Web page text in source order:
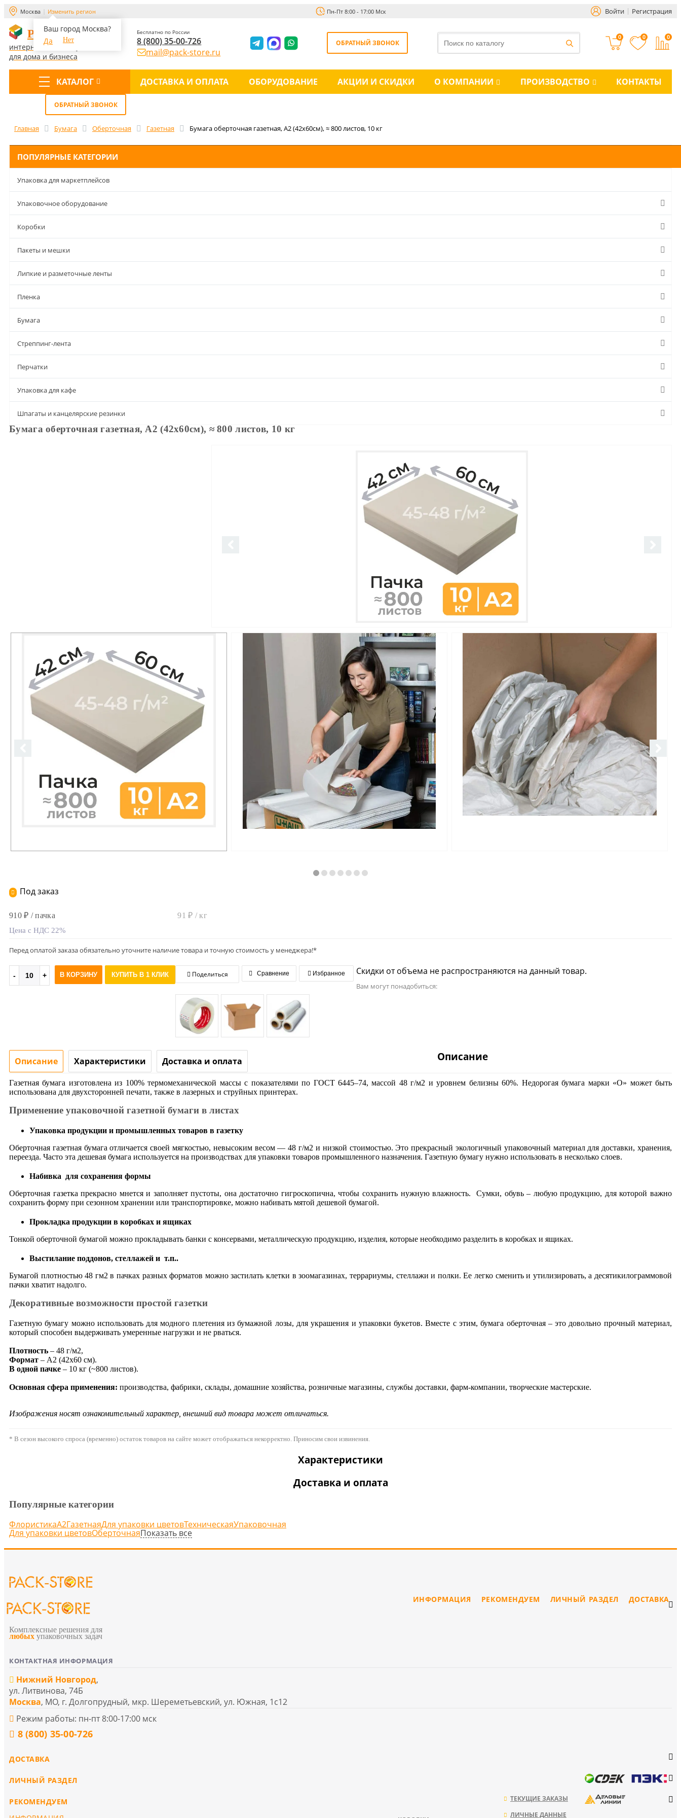
Москва Изменить регион
Ваш город Москва?
Да
Нет
Пн-Пт 8:00 - 17:00 Мск Войти Регистрация
PACK-STORE
интернет-магазин упаковки
для дома и бизнеса
Бесплатно по России
8 (800) 35-00-726
mail@pack-store.ru
ОБРАТНЫЙ ЗВОНОК
0 0 0
КАТАЛОГ ДОСТАВКА И ОПЛАТА ОБОРУДОВАНИЕ АКЦИИ И СКИДКИ О КОМПАНИИ ПРОИЗВОДСТВО КОНТАКТЫ
ОБРАТНЫЙ ЗВОНОК
Главная Бумага Оберточная Газетная Бумага оберточная газетная, А2 (42х60см), ≈ 800 листов, 10 кг
ПОПУЛЯРНЫЕ КАТЕГОРИИ
Упаковка для маркетплейсов
Упаковочное оборудование
Коробки
Пакеты и мешки
Липкие и разметочные ленты
Пленка
Бумага
Стреппинг-лента
Перчатки
Упаковка для кафе
Шпагаты и канцелярские резинки
Бумага оберточная газетная, А2 (42х60см), ≈ 800 листов, 10 кг
Под заказ
910 ₽ / пачка 91 ₽ / кг
Цена с НДС 22%
Перед оплатой заказа обязательно уточните наличие товара и точную стоимость у менеджера!*
В КОРЗИНУ КУПИТЬ В 1 КЛИК Поделиться Сравнение Избранное Скидки от объема не распространяются на данный товар.
Вам могут понадобиться:
Описание Характеристики Доставка и оплата Описание
Газетная бумага изготовлена из 100% термомеханической массы с показателями по ГОСТ 6445–74, массой 48 г/м2 и уровнем белизны 60%. Недорогая бумага марки «О» может быть
использована для двухсторонней печати, также в лазерных и струйных принтерах.
Применение упаковочной газетной бумаги в листах
Упаковка продукции и промышленных товаров в газетку
Оберточная газетная бумага отличается своей мягкостью, невысоким весом — 48 г/м2 и низкой стоимостью. Это прекрасный экологичный упаковочный материал для доставки, хранения,
переезда. Часто эта дешевая бумага используется на производствах для упаковки товаров промышленного назначения. Газетную бумагу нужно использовать в несколько слоев.
Набивка для сохранения формы
Оберточная газетка прекрасно мнется и заполняет пустоты, она достаточно гигроскопична, чтобы сохранить нужную влажность. Сумки, обувь – любую продукцию, для которой важно
сохранить форму при сезонном хранении или транспортировке, можно набивать мятой дешевой бумагой.
Прокладка продукции в коробках и ящиках
Тонкой оберточной бумагой можно прокладывать банки с консервами, металлическую продукцию, изделия, которые необходимо разделить в коробках и ящиках.
Выстилание поддонов, стеллажей и т.п..
Бумагой плотностью 48 гм2 в пачках разных форматов можно застилать клетки в зоомагазинах, террариумы, стеллажи и полки. Ее легко сменить и утилизировать, а десятикилограммовой
пачки хватит надолго.
Декоративные возможности простой газетки
Газетную бумагу можно использовать для модного плетения из бумажной лозы, для украшения и упаковки букетов. Вместе с этим, бумага оберточная – это довольно прочный материал,
который способен выдерживать умеренные нагрузки и не рваться.
Плотность – 48 г/м2,
Формат – А2 (42х60 см).
В одной пачке – 10 кг (~800 листов).
Основная сфера применения: производства, фабрики, склады, домашние хозяйства, розничные магазины, службы доставки, фарм-компании, творческие мастерские.
Изображения носят ознакомительный характер, внешний вид товара может отличаться.
* В сезон высокого спроса (временно) остаток товаров на сайте может отображаться некорректно. Приносим свои извинения.
Характеристики
Доставка и оплата
Популярные категории
ФлористикаА2ГазетнаяДля упаковки цветовТехническаяУпаковочная
Для упаковки цветовОберточнаяПоказать все
ДОСТАВКА
ЛИЧНЫЙ РАЗДЕЛ
РЕКОМЕНДУЕМ
ИНФОРМАЦИЯ
Комплексные решения для
любых упаковочных задач
КОНТАКТНАЯ ИНФОРМАЦИЯ
Нижний Новгород,
ул. Литвинова, 74Б
Москва, МО, г. Долгопрудный, мкр. Шереметьевский, ул. Южная, 1с12
Режим работы: пн-пт 8:00-17:00 мск
8 (800) 35-00-726
ДОСТАВКА
ЛИЧНЫЙ РАЗДЕЛ
ТЕКУЩИЕ ЗАКАЗЫ
ЛИЧНЫЕ ДАННЫЕ
РЕКОМЕНДУЕМ